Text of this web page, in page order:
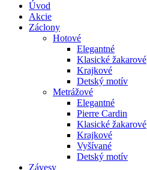
Úvod
Akcie
Záclony
Hotové
Elegantné
Klasické žakarové
Krajkové
Detský motív
Metrážové
Elegantné
Pierre Cardin
Klasické žakarové
Krajkové
Vyšívané
Detský motív
Závesy